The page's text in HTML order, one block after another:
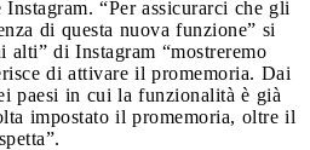
“Per assicurarci che gli
di questa nuova funzione” si
alti” di Instagram “mostreremo
di attivare il promemoria. Dai
paesi in cui la funzionalità è già
impostato il promemoria, oltre il